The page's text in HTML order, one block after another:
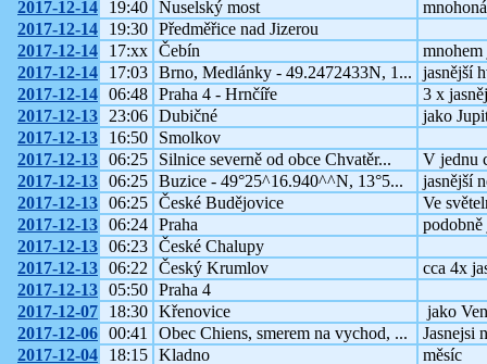
2017-12-14
19:40 Nuselský most
2017-12-14
19:30 Předměřice nad Jizerou
2017-12-14
17:xx Čebín
2017-12-14
17:03 Brno, Medlánky - 49.2472433N, 1...
jasnější
2017-12-14 06:48 Praha 4 - Hrnčíře
3 x
2017-12-13
23:06 Dubičné
jako
2017-12-13
16:50
Smolkov
2017-12-13 06:25 Silnice severně od obce Chvatěr...
V jednu
2017-12-13 06:25 Buzice - 49°25^16.940^^N, 13°5...
jasnější
2017-12-13 06:25 České Budějovice
Ve
2017-12-13 06:24 Praha
2017-12-13 06:23 České Chalupy
2017-12-13 06:22 Český Krumlov
cca 4x
2017-12-13 05:50 Praha 4
2017-12-07
18:30 Křenovice
jako
2017-12-06 00:41 Obec Chiens, smerem na vychod, ...
Jasnejsi
2017-12-04
18:15 Kladno
měsíc